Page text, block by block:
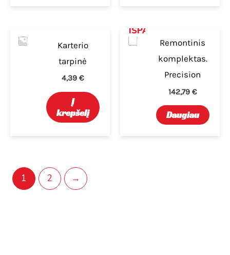
Karterio
tarpinė
4,39€
Į
krepšelį
IŠPARDUOTA
Remontinis
komplektas.
Precision
142,79€
Daugiau
1 2 →